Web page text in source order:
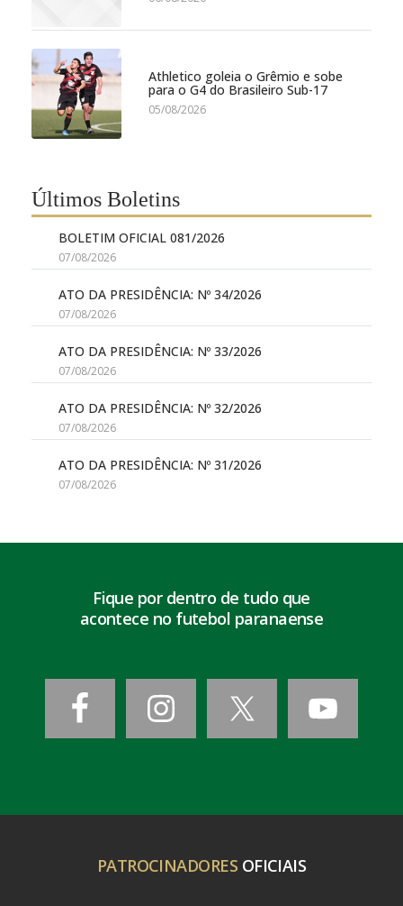
Athletico goleia o Grêmio e sobe
para o G4 do Brasileiro Sub-17
05/08/2026
Últimos Boletins
BOLETIM OFICIAL 081/2026
07/08/2026
ATO DA PRESIDÊNCIA: Nº 34/2026
07/08/2026
ATO DA PRESIDÊNCIA: Nº 33/2026
07/08/2026
ATO DA PRESIDÊNCIA: Nº 32/2026
07/08/2026
ATO DA PRESIDÊNCIA: Nº 31/2026
07/08/2026
Fique por dentro de tudo que
acontece no futebol paranaense
PATROCINADORES OFICIAIS